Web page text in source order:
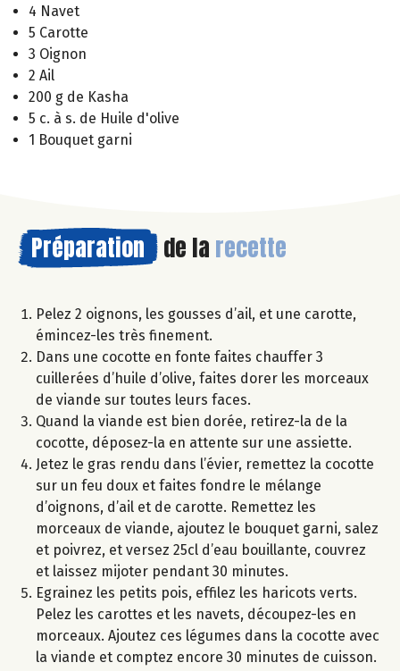
4 Navet
5 Carotte
3 Oignon
2 Ail
200 g de Kasha
5 c. à s. de Huile d'olive
1 Bouquet garni
Préparation de la recette
Pelez 2 oignons, les gousses d’ail, et une carotte,
émincez-les très finement.
Dans une cocotte en fonte faites chauffer 3
cuillerées d’huile d’olive, faites dorer les morceaux
de viande sur toutes leurs faces.
Quand la viande est bien dorée, retirez-la de la
cocotte, déposez-la en attente sur une assiette.
Jetez le gras rendu dans l’évier, remettez la cocotte
sur un feu doux et faites fondre le mélange
d’oignons, d’ail et de carotte. Remettez les
morceaux de viande, ajoutez le bouquet garni, salez
et poivrez, et versez 25cl d’eau bouillante, couvrez
et laissez mijoter pendant 30 minutes.
Egrainez les petits pois, effilez les haricots verts.
Pelez les carottes et les navets, découpez-les en
morceaux. Ajoutez ces légumes dans la cocotte avec
la viande et comptez encore 30 minutes de cuisson.